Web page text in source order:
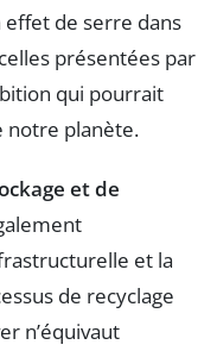
effet de serre dans
présentées par
qui pourrait
notre planète.
et de
et la
de recyclage
n’équivaut